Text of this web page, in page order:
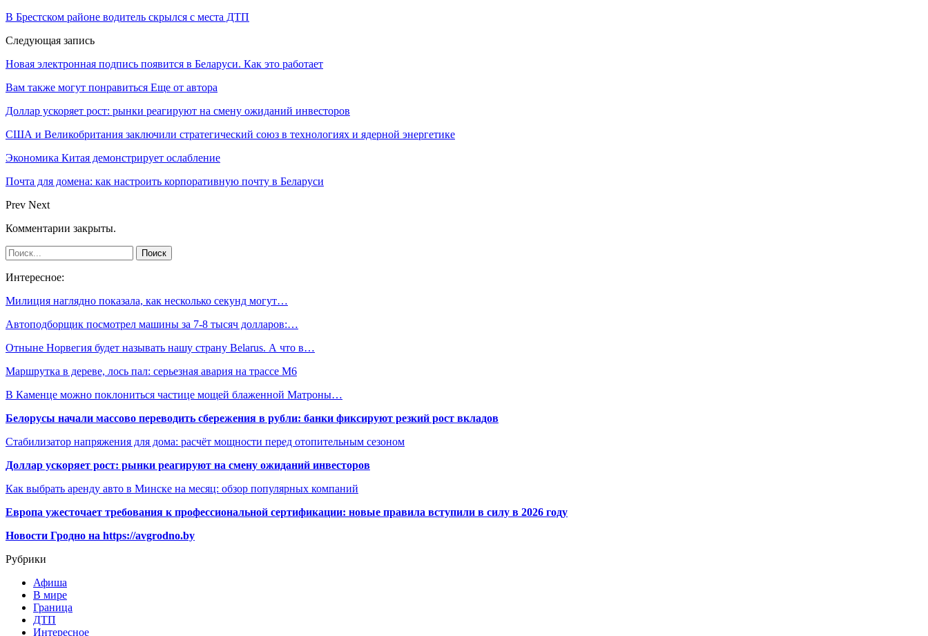
В Брестском районе водитель скрылся с места ДТП
Следующая запись
Новая электронная подпись появится в Беларуси. Как это работает
Вам также могут понравиться Еще от автора
Доллар ускоряет рост: рынки реагируют на смену ожиданий инвесторов
США и Великобритания заключили стратегический союз в технологиях и ядерной энергетике
Экономика Китая демонстрирует ослабление
Почта для домена: как настроить корпоративную почту в Беларуси
Prev Next
Комментарии закрыты.
Интересное:
Милиция наглядно показала, как несколько секунд могут…
Автоподборщик посмотрел машины за 7-8 тысяч долларов:…
Отныне Норвегия будет называть нашу страну Belarus. А что в…
Маршрутка в дереве, лось пал: серьезная авария на трассе М6
В Каменце можно поклониться частице мощей блаженной Матроны…
Белорусы начали массово переводить сбережения в рубли: банки фиксируют резкий рост вкладов
Стабилизатор напряжения для дома: расчёт мощности перед отопительным сезоном
Доллар ускоряет рост: рынки реагируют на смену ожиданий инвесторов
Как выбрать аренду авто в Минске на месяц: обзор популярных компаний
Европа ужесточает требования к профессиональной сертификации: новые правила вступили в силу в 2026 году
Новости Гродно на https://avgrodno.by
Рубрики
Афиша
В мире
Граница
ДТП
Интересное